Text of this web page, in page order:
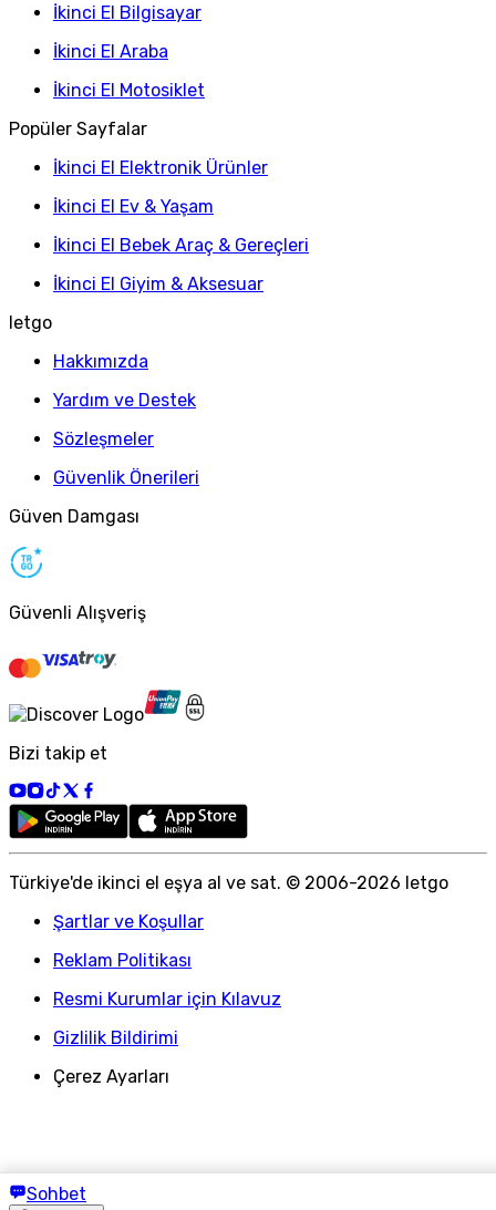
Sohbet
İkinci El Bilgisayar
İkinci El Araba
İkinci El Motosiklet
Popüler Sayfalar
İkinci El Elektronik Ürünler
İkinci El Ev & Yaşam
İkinci El Bebek Araç & Gereçleri
İkinci El Giyim & Aksesuar
letgo
Hakkımızda
Yardım ve Destek
Sözleşmeler
Güvenlik Önerileri
Güven Damgası
Güvenli Alışveriş
Bizi takip et
Türkiye'de ikinci el eşya al ve sat. © 2006-2026 letgo
Şartlar ve Koşullar
Reklam Politikası
Resmi Kurumlar için Kılavuz
Gizlilik Bildirimi
Çerez Ayarları